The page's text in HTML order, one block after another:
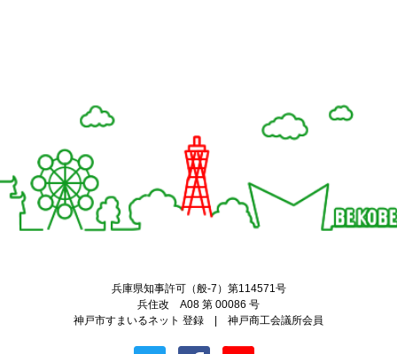
兵庫県知事許可（般-7）第114571号
兵住改 A08 第 00086 号
神戸市すまいるネット 登録 | 神戸商工会議所会員